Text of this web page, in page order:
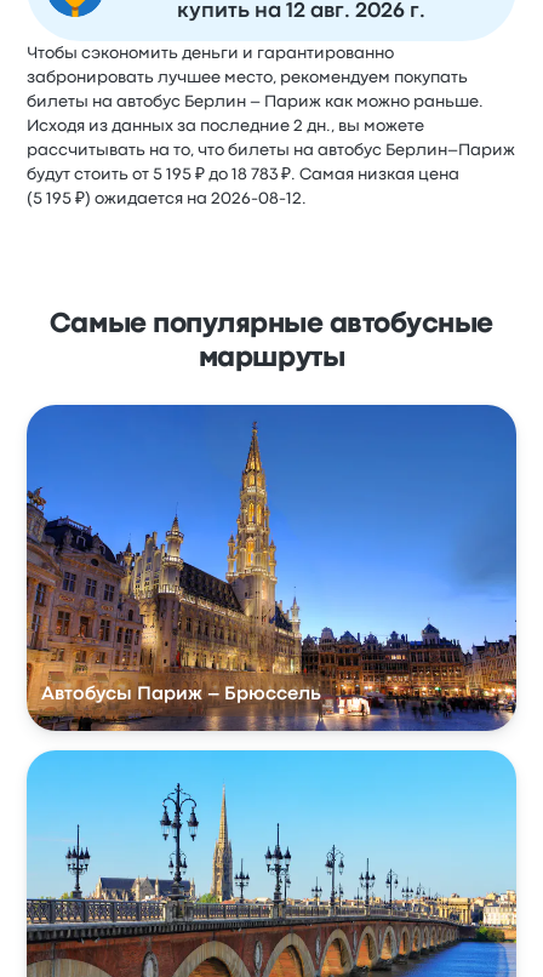
купить на 12 авг. 2026 г.
Чтобы сэкономить деньги и гарантированно
забронировать лучшее место, рекомендуем покупать
билеты на автобус Берлин – Париж как можно раньше.
Исходя из данных за последние 2 дн., вы можете
рассчитывать на то, что билеты на автобус Берлин–Париж
будут стоить от 5 195 ₽ до 18 783 ₽. Самая низкая цена
(5 195 ₽) ожидается на 2026-08-12.
Самые популярные автобусные
маршруты
Автобусы Париж – Брюссель